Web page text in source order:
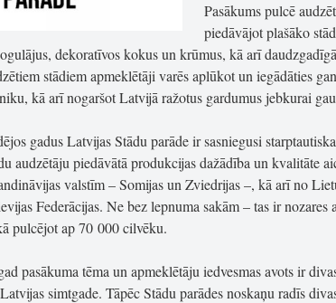
Pasākums pulcē
piedāvājot plašāko
dekoratīvos kokus un krūmus, kā arī
stādiem apmeklētāji varēs aplūkot un iegādāties
kā arī nogaršot Latvijā ražotus gardumus jebkurai
gadus Latvijas Stādu parāde ir sasniegusi
audzētāju piedāvātā produkcijas dažādība un kvalitāte
valstīm – Somijas un Zviedrijas –, kā arī no
Federācijas. Ne bez lepnuma sakām – tas ir
pulcējot ap 70 000 cilvēku.
pasākuma tēma un apmeklētāju iedvesmas avots ir
simtgade. Tāpēc Stādu parādes noskaņu radīs